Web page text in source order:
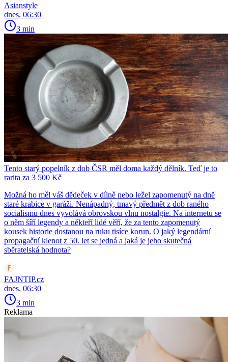
Asianstyle
dnes, 06:30
3 min
Tento starý popelník z dob ČSR měl doma každý dělník. Teď je to
rarita za 3 500 Kč
Možná ho měl váš dědeček v dílně nebo ležel zapomenutý na dně
staré krabice v garáži. Nenápadný, tmavý předmět z dob raného
socialismu dnes vyvolává obrovskou vlnu nostalgie. Na internetu se
o něm šíří legendy a někteří lidé věří, že za tento zapomenutý
kousek historie dostanou na ruku tisíce korun. O jaký legendární
propagační klenot z 50. let se jedná a jaká je jeho skutečná
sběratelská hodnota?
FAJNTIP.cz
dnes, 06:30
3 min
Reklama